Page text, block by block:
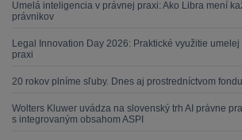
Umelá inteligencia v právnej praxi: Ako Libra mení
právnikov
Legal Innovation Day 2026: Praktické využitie
praxi
20 rokov plníme sľuby. Dnes aj prostredníctvom
Wolters Kluwer uvádza na slovenský trh AI právne
s integrovaným obsahom ASPI